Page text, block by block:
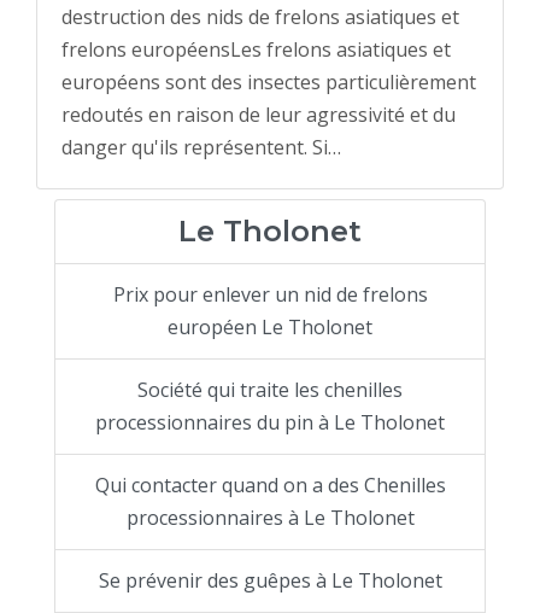
destruction des nids de frelons asiatiques et
frelons européensLes frelons asiatiques et
européens sont des insectes particulièrement
redoutés en raison de leur agressivité et du
danger qu'ils représentent. Si…
Le Tholonet
Prix pour enlever un nid de frelons
européen Le Tholonet
Société qui traite les chenilles
processionnaires du pin à Le Tholonet
Qui contacter quand on a des Chenilles
processionnaires à Le Tholonet
Se prévenir des guêpes à Le Tholonet